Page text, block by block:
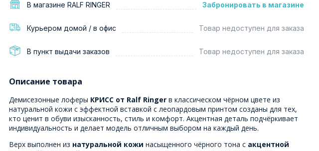
В магазине RALF RINGER Забронировать в магазине
Курьером домой / в офис Товар недоступен для заказа
В пункт выдачи заказов Товар недоступен для заказа
Описание товара
Демисезонные лоферы КРИСС от Ralf Ringer в классическом чёрном цвете из
натуральной кожи с эффектной вставкой с леопардовым принтом созданы для тех,
кто ценит в обуви изысканность, стиль и комфорт. Акцентная деталь подчёркивает
индивидуальность и делает модель отличным выбором на каждый день.
Верх выполнен из натуральной кожи насыщенного чёрного тона с акцентной